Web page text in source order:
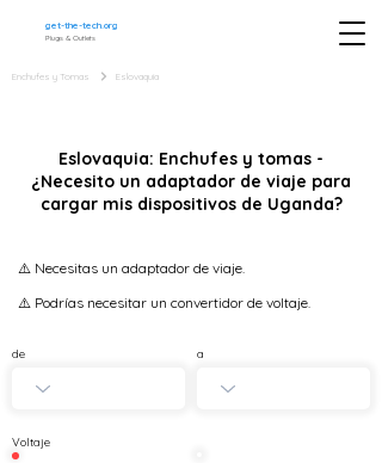
get-the-tech.org
Plugs & Outlets
Enchufes y Tomas Eslovaquia
Eslovaquia: Enchufes y tomas -
¿Necesito un adaptador de viaje para
cargar mis dispositivos de Uganda?
⚠️ Necesitas un adaptador de viaje.
⚠️ Podrías necesitar un convertidor de voltaje.
de a
Voltaje